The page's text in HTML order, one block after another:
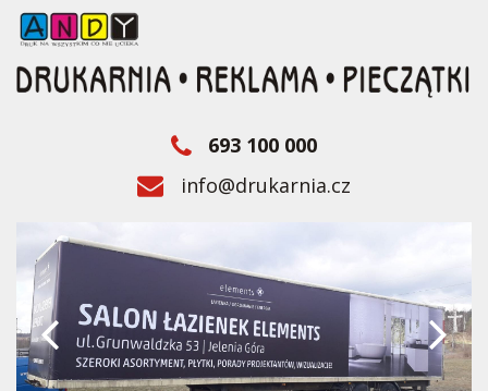
693 100 000
info@drukarnia.cz